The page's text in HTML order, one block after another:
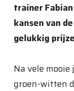
trainer
kansen van
gelukkig
Na vele
groen-witten